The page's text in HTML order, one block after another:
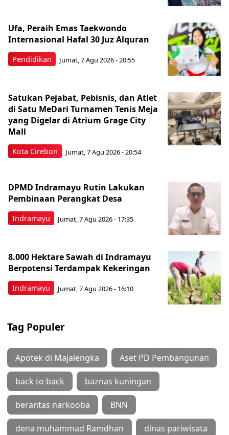
Pendidikan
Ufa, Peraih Emas Taekwondo
Internasional Hafal 30 Juz Alquran
Jumat, 7 Agu 2026 - 20:55
Kota Cirebon
Satukan Pejabat, Pebisnis, dan Atlet
di Satu MeDari Turnamen Tenis Meja
yang Digelar di Atrium Grage City
Mall
Jumat, 7 Agu 2026 - 20:54
Indramayu
DPMD Indramayu Rutin Lakukan
Pembinaan Perangkat Desa
Jumat, 7 Agu 2026 - 17:35
Indramayu
8.000 Hektare Sawah di Indramayu
Berpotensi Terdampak Kekeringan
Jumat, 7 Agu 2026 - 16:10
Tag Populer
Apotek di Majalengka Aset PD Pembangunan
back to back baznas kuningan
berantas narkooba BNN
dena muhammad Ramdhan dinas pariwisata